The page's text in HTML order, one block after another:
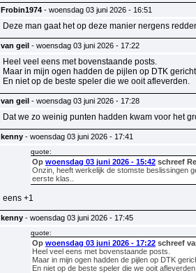
Frobin1974 - woensdag 03 juni 2026 - 16:51
Deze man gaat het op deze manier nergens
van geil - woensdag 03 juni 2026 - 17:22
Heel veel eens met bovenstaande posts.
Maar in mijn ogen hadden de pijlen op DTK
En niet op de beste speler die we ooit afleverden.
van geil - woensdag 03 juni 2026 - 17:28
Dat we zo weinig punten hadden kwam voor het
kenny - woensdag 03 juni 2026 - 17:41
quote:
Op woensdag 03 juni 2026 - 15:42 schreef
Onzin, heeft werkelijk de stomste beslissingen
eerste klas..
eens +1
kenny - woensdag 03 juni 2026 - 17:45
quote:
Op woensdag 03 juni 2026 - 17:22 schreef
Heel veel eens met bovenstaande posts.
Maar in mijn ogen hadden de pijlen op DTK
En niet op de beste speler die we ooit